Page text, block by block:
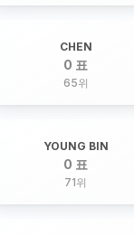
CHEN
0 표
65위
YOUNG BIN
0 표
71위